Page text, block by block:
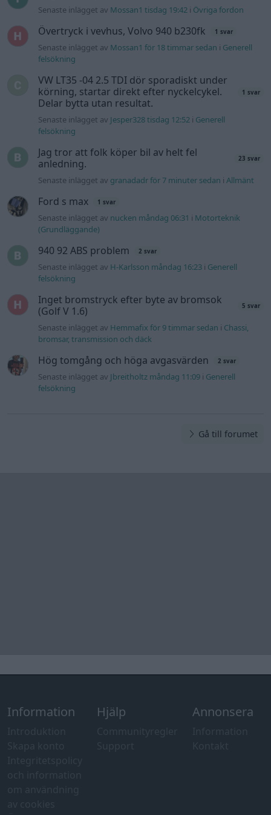
Senaste inlägget av Mossan1 tisdag 19:42 i Övriga fordon
Övertryck i vevhus, Volvo 940 b230fk 1 svar
Senaste inlägget av Mossan1 för 18 timmar sedan i Generell
felsökning
VW LT35 -04 2.5 TDI dör sporadiskt under
körning, startar direkt efter nyckelcykel.
Delar bytta utan resultat.
1 svar
Senaste inlägget av Jesper328 tisdag 12:52 i Generell
felsökning
Jag tror att folk köper bil av helt fel
anledning.
23 svar
Senaste inlägget av granadadr för 7 minuter sedan iAllmänt
Ford s max 1 svar
Senaste inlägget av nucken måndag 06:31 i Motorteknik
(Grundläggande)
940 92 ABS problem 2 svar
Senaste inlägget av H-Karlsson måndag 16:23 i Generell
felsökning
Inget bromstryck efter byte av bromsok
(Golf V 1.6)
5 svar
Senaste inlägget av Hemmafix för 9 timmar sedan i Chassi,
bromsar, transmission och däck
Hög tomgång och höga avgasvärden 2 svar
Senaste inlägget av Jbreitholtz måndag 11:09 i Generell
felsökning
Gå till forumet
Information Hjälp Annonsera